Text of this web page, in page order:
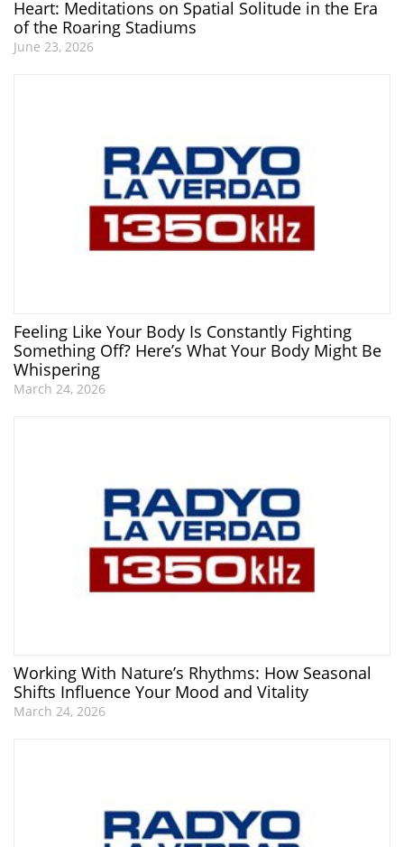
Heart: Meditations on Spatial Solitude in the Era
of the Roaring Stadiums
June 23, 2026
Feeling Like Your Body Is Constantly Fighting
Something Off? Here’s What Your Body Might Be
Whispering
March 24, 2026
Working With Nature’s Rhythms: How Seasonal
Shifts Influence Your Mood and Vitality
March 24, 2026